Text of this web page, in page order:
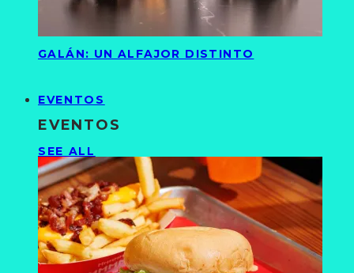
GALÁN: UN ALFAJOR DISTINTO
EVENTOS
EVENTOS
SEE ALL